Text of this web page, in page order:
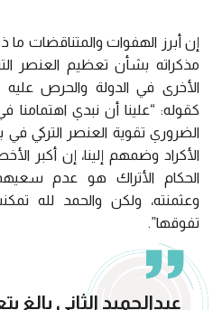
إن أبرز الهفوات والمتناقضات
مذكراته بشأن تعظيم العنصر
الأخرى في الدولة والحرص عليه
كقوله: “علينا أن نبدي اهتمامنا
الضروري تقوية العنصر التركي في
الأكراد وضمهم إلينا، إن أكبر
الحكام الأتراك هو عدم
وعثمنته، ولكن والحمد لله
تفوقها”.
عبدالحميد الثاني بالغ